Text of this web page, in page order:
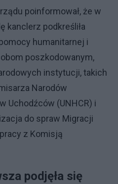
poinformował, że w
kanclerz podkreśliła
humanitarnej i
poszkodowanym,
instytucji, takich
Narodów
Uchodźców (UNHCR) i
do spraw Migracji
z Komisją
podjęła się